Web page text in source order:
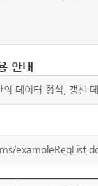
안내
데이터 형식, 갱신